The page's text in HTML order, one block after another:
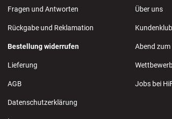
Fragen und Antworten
Rückgabe und Reklamation
Bestellung widerrufen
Lieferung
AGB
Datenschutzerklärung
Über uns
Kundenklub
Abend zum
Jobs bei